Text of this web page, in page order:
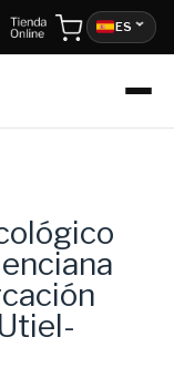
ES